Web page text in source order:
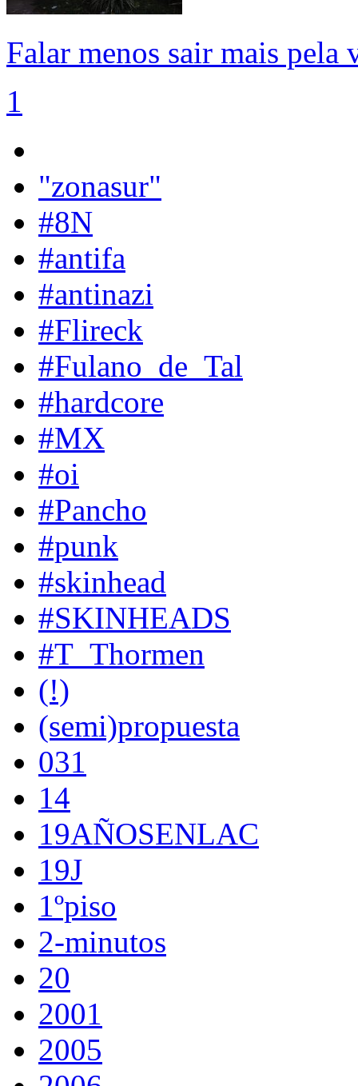
Falar menos sair mais pela
1
"zonasur"
#8N
#antifa
#antinazi
#Flireck
#Fulano_de_Tal
#hardcore
#MX
#oi
#Pancho
#punk
#skinhead
#SKINHEADS
#T_Thormen
(!)
(semi)propuesta
031
14
19AÑOSENLAC
19J
1ºpiso
2-minutos
20
2001
2005